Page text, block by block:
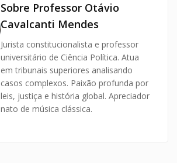
Sobre Professor Otávio
Cavalcanti Mendes
Jurista constitucionalista e professor
universitário de Ciência Política. Atua
em tribunais superiores analisando
casos complexos. Paixão profunda por
leis, justiça e história global. Apreciador
nato de música clássica.